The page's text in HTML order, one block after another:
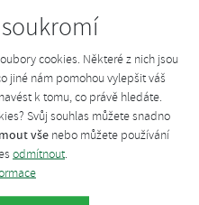
cookies. Některé z nich jsou
jiné nám pomohou vylepšit váš
k tomu, co právě hledáte.
Svůj souhlas můžete snadno
všenebo můžete používání
odmítnout
36
620 kW
kW